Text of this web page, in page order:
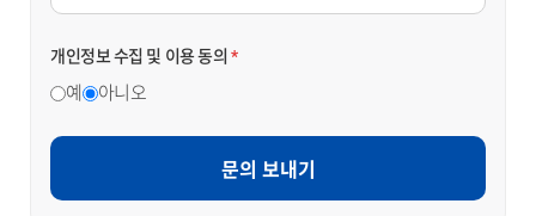
개인정보 수집 및 이용 동의 *
예 아니오
문의 보내기